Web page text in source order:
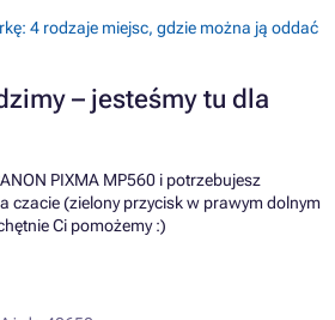
4 rodzaje miejsc, gdzie można ją oddać
– jesteśmy tu dla
PIXMA MP560 i potrzebujesz
czacie (zielony przycisk w prawym dolnym
Ci pomożemy :)